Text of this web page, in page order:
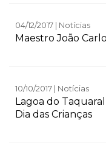
04/12/2017 | Notícias
Maestro João
10/10/2017 | Notícias
Lagoa do
Dia das Crianças